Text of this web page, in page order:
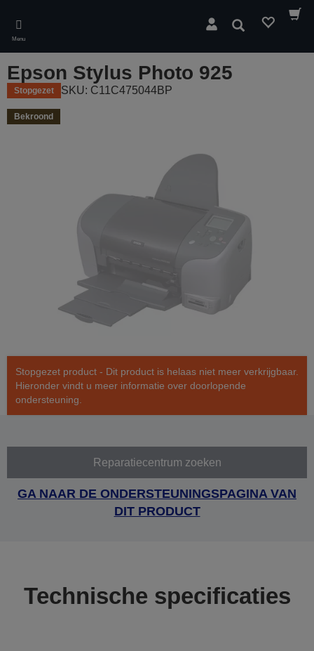
main
content
Menu
Zoeken
Epson Stylus Photo 925
Stopgezet SKU: C11C475044BP
Bekroond
Stopgezet product - Dit product is helaas niet meer verkrijgbaar.
Hieronder vindt u meer informatie over doorlopende
ondersteuning.
Reparatiecentrum zoeken
GA NAAR DE ONDERSTEUNINGSPAGINA VAN
DIT PRODUCT
Technische specificaties